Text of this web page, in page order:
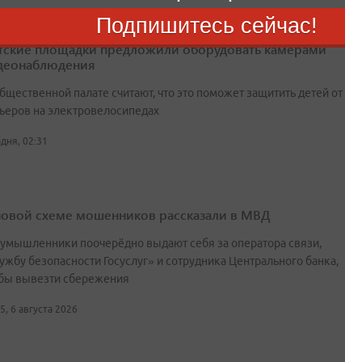
площадки предложили оборудовать камерами
палате считают, что это поможет защитить детей от
на электровелосипедах
02:31
схеме мошенников рассказали в МВД
поочерёдно выдают себя за оператора связи,
безопасности Госуслуг» и сотрудника Центрального банка,
вывезти сбережения
6 августа 2026
Подпишитесь сейчас!